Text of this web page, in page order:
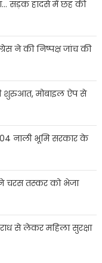
सड़क हादसे में छह की
ने की निष्पक्ष जांच की
शुरुआत, मोबाइल ऐप से
नाली भूमि सरकार के
चरस तस्कर को भेजा
से लेकर महिला सुरक्षा